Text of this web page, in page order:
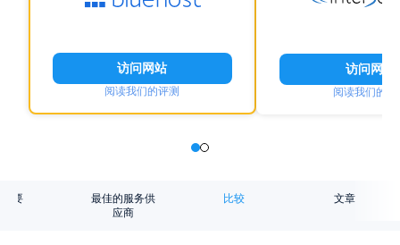
访问网站
阅读我们的评测
访问网站
阅读我们的评
概要
最佳的服务供
应商
比较 文章